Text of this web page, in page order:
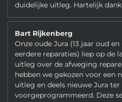
duidelijke uitleg. Hartelijk
Bart Rijkenberg
Onze oude Jura (13 jaar oud
eerdere reparaties) liep op de
uitleg over de afweging
hebben we gekozen voor een
uitleg en deels nieuwe Jura ter
voorgeprogrammeerd. Deze